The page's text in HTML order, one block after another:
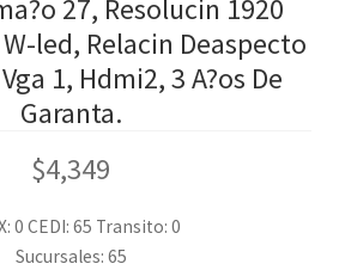
27, Resolucin 1920
led, Relacin Deaspecto
1, Hdmi2, 3 A?os De
Garanta.
$4,349
0 CEDI: 65 Transito: 0
Sucursales: 65